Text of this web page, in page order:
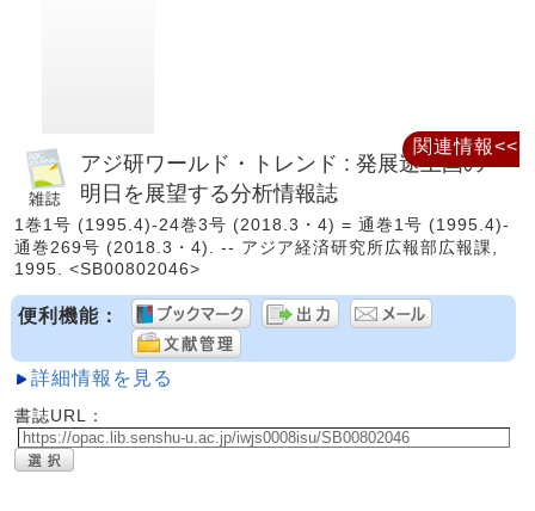
アジ研ワールド・トレンド : 発展途上国の
明日を展望する分析情報誌
1巻1号 (1995.4)-24巻3号 (2018.3・4) = 通巻1号 (1995.4)-
通巻269号 (2018.3・4). -- アジア経済研究所広報部広報課,
1995. <SB00802046>
便利機能：
詳細情報を見る
書誌URL：
関連情報<<